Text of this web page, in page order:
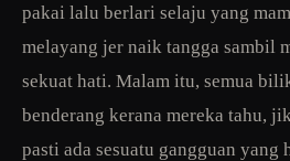
pakai lalu berlari selaju yang
melayang jer naik tangga sambil
sekuat hati. Malam itu, semua
benderang kerana mereka tahu,
pasti ada sesuatu gangguan yang